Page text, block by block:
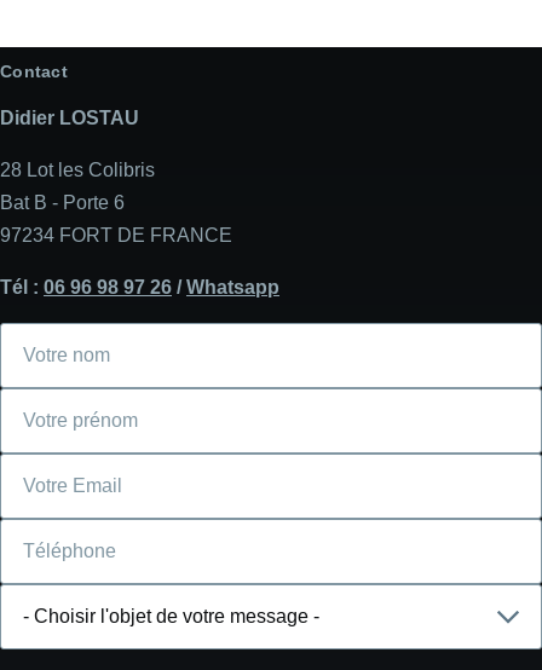
Contact
Didier LOSTAU
28 Lot les Colibris
Bat B - Porte 6
97234 FORT DE FRANCE
Tél : 06 96 98 97 26 / Whatsapp